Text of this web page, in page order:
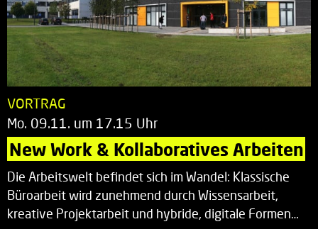
VORTRAG
Mo. 09.11. um 17.15 Uhr
New Work & Kollaboratives Arbeiten
Die Arbeitswelt befindet sich im Wandel: Klassische
Büroarbeit wird zunehmend durch Wissensarbeit,
kreative Projektarbeit und hybride, digitale Formen…